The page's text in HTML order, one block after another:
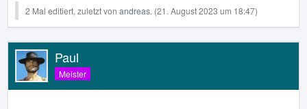
2 Mal editiert, zuletzt von andreas. (21. August 2023 um 18:47)
Paul
Meister